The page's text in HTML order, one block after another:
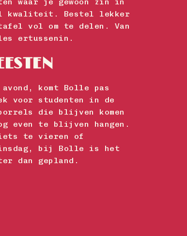
kwaliteit. Bestel lekker
vol om te delen. Van
ertussenin.
komt Bolle pas
voor studenten in de
die blijven komen
even te blijven hangen.
iets te vieren of
bij Bolle is het
dan gepland.